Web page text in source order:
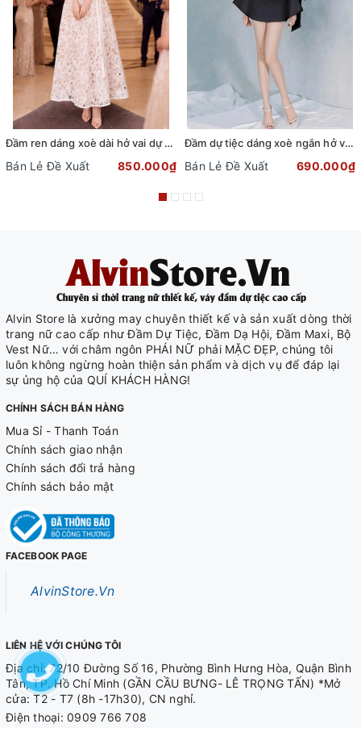
Đầm ren dáng xoè dài hở vai dự tiệc phối dây đai sang trọng
Bán Lẻ Đề Xuất 850.000₫
Đầm dự tiệc dáng xoè ngắn hở vai cột nơ sang trọng (TẶNG KÈM QUẦN SHORT) (Đen)
Bán Lẻ Đề Xuất 690.000₫
Alvin Store là xưởng may chuyên thiết kế và sản xuất dòng thời
trang nữ cao cấp như Đầm Dự Tiệc, Đầm Dạ Hội, Đầm Maxi, Bộ
Vest Nữ… với châm ngôn PHÁI NỮ phải MẶC ĐẸP, chúng tôi
luôn không ngừng hoàn thiện sản phẩm và dịch vụ để đáp lại
sự ủng hộ của QUÍ KHÁCH HÀNG!
CHÍNH SÁCH BÁN HÀNG
Mua Sỉ - Thanh Toán
Chính sách giao nhận
Chính sách đổi trả hàng
Chính sách bảo mật
FACEBOOK PAGE
AlvinStore.Vn
LIÊN HỆ VỚI CHÚNG TÔI
Địa chỉ: 72/10 Đường Số 16, Phường Bình Hưng Hòa, Quận Bình
Tân, TP. Hồ Chí Minh (GẦN CẦU BƯNG- LÊ TRỌNG TẤN) *Mở
cửa: T2 - T7 (8h -17h30), CN nghỉ.
Điện thoại: 0909 766 708